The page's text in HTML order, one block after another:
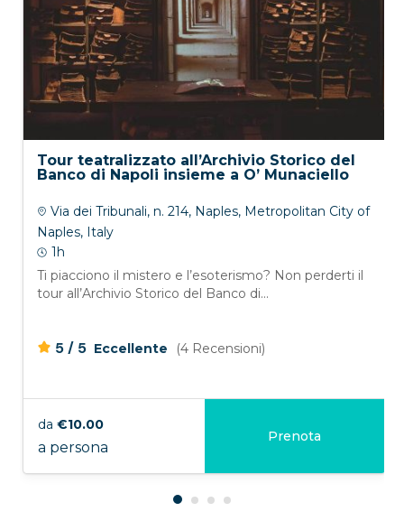
Tour teatralizzato all’Archivio Storico del
Banco di Napoli insieme a O’ Munaciello
Via dei Tribunali, n. 214, Naples, Metropolitan City of
Naples, Italy
1h
Ti piacciono il mistero e l’esoterismo? Non perderti il
tour all’Archivio Storico del Banco di...
5 / 5 Eccellente (4 Recensioni)
da €10.00
a persona
Prenota